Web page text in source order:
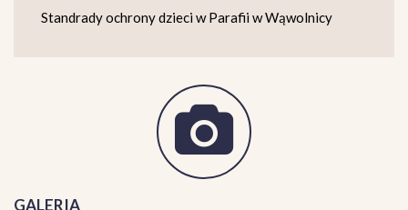
Standrady ochrony dzieci w Parafii w Wąwolnicy
GALERIA